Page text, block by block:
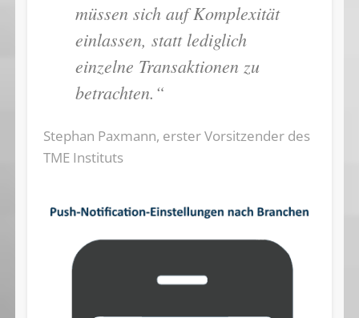
müssen sich auf Komplexität
einlassen, statt lediglich
einzelne Transaktionen zu
betrachten.“
Stephan Paxmann, erster Vorsitzender des
TME Instituts